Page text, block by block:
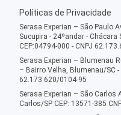
Políticas de Privacidade
Serasa Experian – São Paulo
Sucupira - 24ºandar -
CEP:04794-000 - CNPJ
Serasa Experian – Blumenau
– Bairro Velha, Blumenau/SC -
62.173.620/0104-95
Serasa Experian – São Carlos
Carlos/SP CEP: 13571-385